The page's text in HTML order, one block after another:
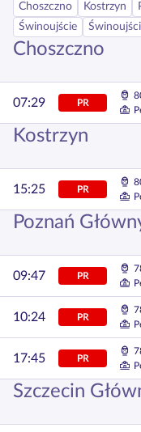
Choszczno
Kostrzyn
Świnoujście
Choszczno
07:29 PR
Kostrzyn
15:25 PR
Poznań
09:47 PR
10:24 PR
17:45 PR
Szczecin